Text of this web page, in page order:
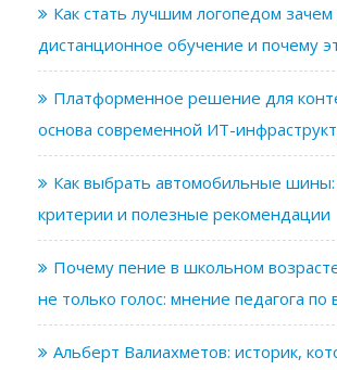
Как стать лучшим логопедом
дистанционное обучение и почему
Платформенное решение для
основа современной ИТ-
Как выбрать автомобильные
критерии и полезные рекомендации
Почему пение в школьном
не только голос: мнение педагога по
Альберт Валиахметов: историк,